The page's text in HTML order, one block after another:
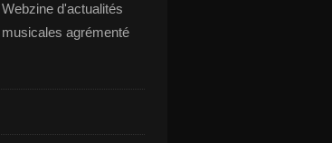
Webzine d'actualités
musicales agrémenté